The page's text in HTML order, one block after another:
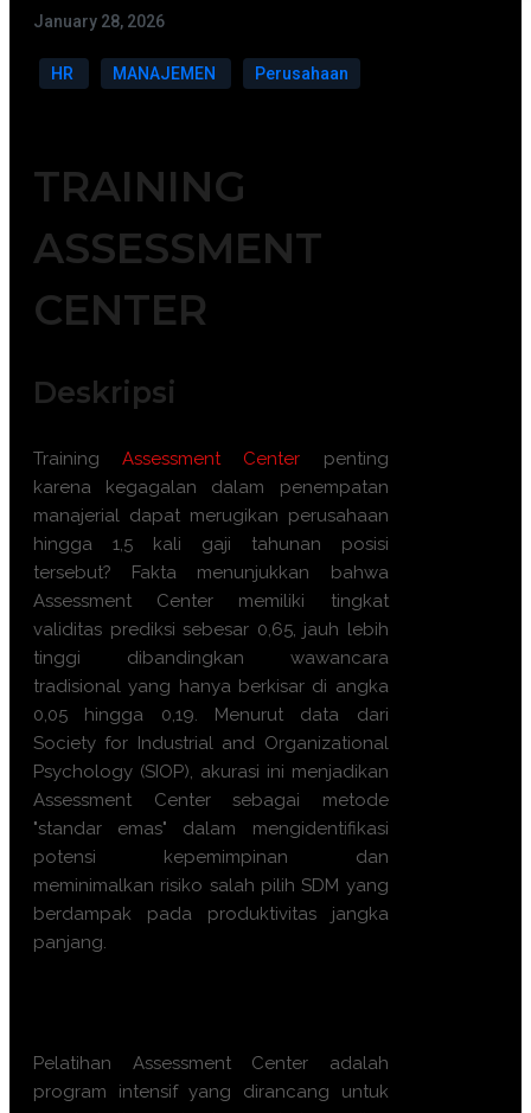
January 28, 2026
HR MANAJEMEN Perusahaan
TRAINING
ASSESSMENT
CENTER
Deskripsi
TrainingAssessment Center penting
karena kegagalan dalam penempatan
manajerial dapat merugikan perusahaan
hingga 1,5 kali gaji tahunan posisi
tersebut? Fakta menunjukkan bahwa
Assessment Center memiliki tingkat
validitas prediksi sebesar 0,65, jauh lebih
tinggi dibandingkan wawancara
tradisional yang hanya berkisar di angka
0,05 hingga 0,19. Menurut data dari
Society for Industrial and Organizational
Psychology (SIOP), akurasi ini menjadikan
Assessment Center sebagai metode
"standar emas" dalam mengidentifikasi
potensi kepemimpinan dan
meminimalkan risiko salah pilih SDM yang
berdampak pada produktivitas jangka
panjang.
Pelatihan Assessment Center adalah
program intensif yang dirancang untuk